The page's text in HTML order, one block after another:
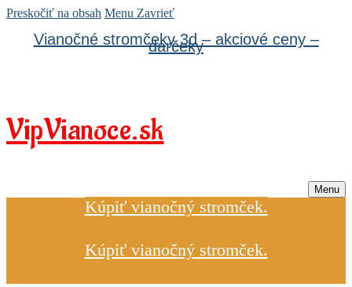
Preskočiť na obsah Menu Zavrieť
Vianočné stromčeky 3d – akciové ceny –
darčeky
VipVianoce.sk
Menu
Kúpiť vianočný stromček.
Kúpiť vianočný stromček.